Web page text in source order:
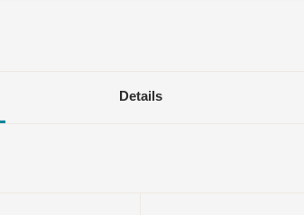
Details